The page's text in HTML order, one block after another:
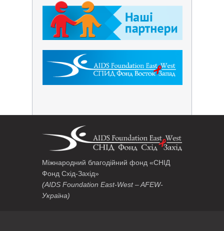
Міжнародний благодійний фонд «СНІД
Фонд Схід-Захід»
(AIDS Foundation East-West – AFEW-
Україна)